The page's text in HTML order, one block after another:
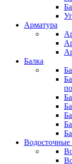
Арматура
Балка
Водосточные